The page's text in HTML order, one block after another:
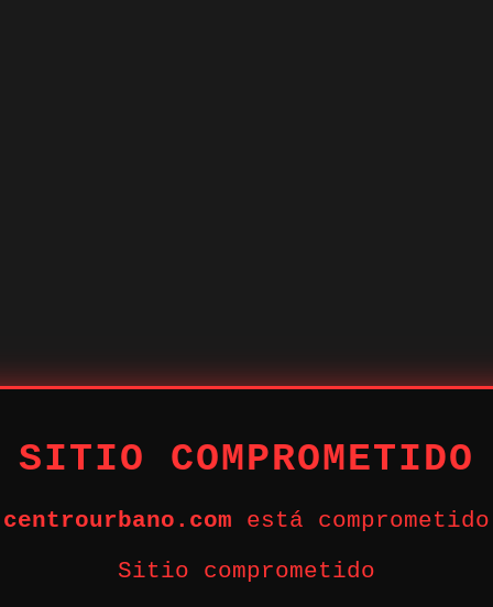
centrourbano.com está comprometido
Sitio comprometido